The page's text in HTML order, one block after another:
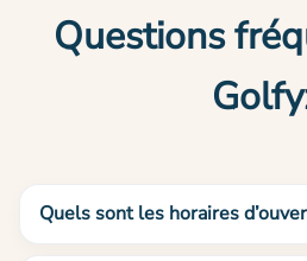
Questions
Quels sont les horaires